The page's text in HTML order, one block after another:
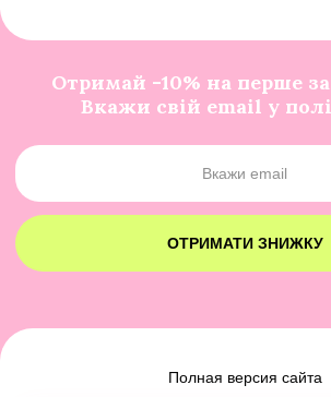
Отримай -10% на перше
Вкажи свій email у
ОТРИМАТИ ЗНИЖКУ
Полная версия сайта